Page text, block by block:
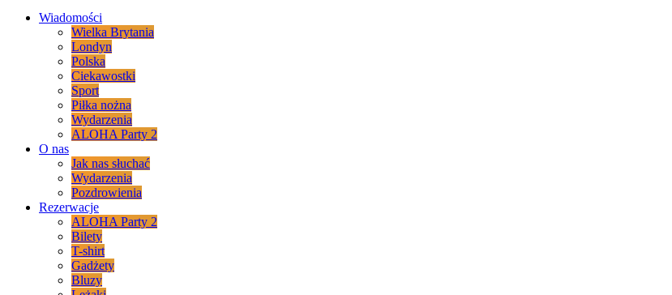
Wiadomości
Wielka Brytania
Londyn
Polska
Ciekawostki
Sport
Piłka nożna
Wydarzenia
ALOHA Party 2
O nas
Jak nas słuchać
Wydarzenia
Pozdrowienia
Rezerwacje
ALOHA Party 2
Bilety
T-shirt
Gadżety
Bluzy